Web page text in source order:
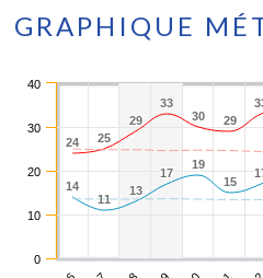
GRAPHIQUE
24
24 25
25
29
29
33
33
30
30 29
29
14
14
11
11
13
13
17
17
19
19
15
15
0
10
20
30
40